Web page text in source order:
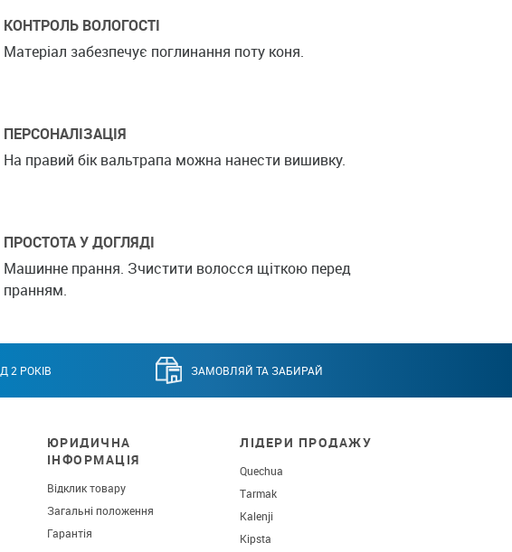
КОНТРОЛЬ ВОЛОГОСТІ
Матеріал забезпечує поглинання поту коня.
ПЕРСОНАЛІЗАЦІЯ
На правий бік вальтрапа можна нанести вишивку.
ПРОСТОТА У ДОГЛЯДІ
Машинне прання. Зчистити волосся щіткою перед
пранням.
2 РОКІВ ЗАМОВЛЯЙ ТА ЗАБИРАЙ
ЮРИДИЧНА
ІНФОРМАЦІЯ
Відклик товару
Загальні положення
Гарантія
ЛІДЕРИ ПРОДАЖУ
Quechua
Tarmak
Kalenji
Kipsta